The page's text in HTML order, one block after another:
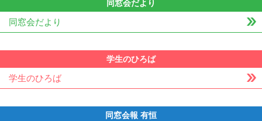
同窓会だより
同窓会だより
学生のひろば
学生のひろば
同窓会報 有恒